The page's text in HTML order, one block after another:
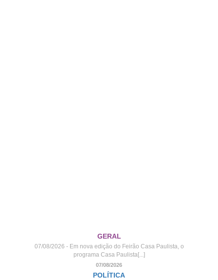
GERAL
07/08/2026 - Em nova edição do Feirão Casa Paulista, o
programa Casa Paulista[...]
07/08/2026
POLÍTICA